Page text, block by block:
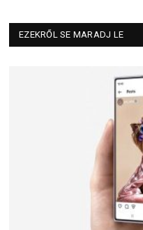
EZEKRŐL SE MARADJ LE